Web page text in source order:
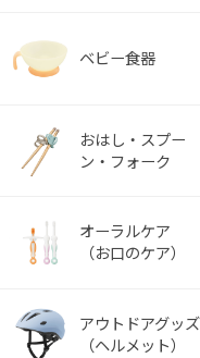
ベビー食器
おはし・スプー
ン・フォーク
オーラルケア
（お口のケア）
アウトドアグッズ
（ヘルメット）